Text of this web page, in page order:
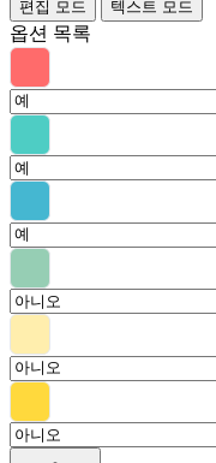
편집 모드 텍스트 모드
옵션 목록